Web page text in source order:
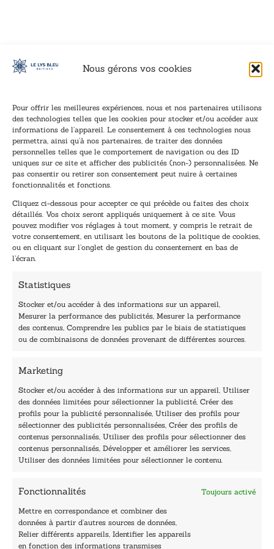
Nous gérons vos cookies
Pour offrir les meilleures expériences, nous et nos partenaires utilisons
des technologies telles que les cookies pour stocker et/ou accéder aux
informations de l’appareil. Le consentement à ces technologies nous
permettra, ainsi qu’à nos partenaires, de traiter des données
personnelles telles que le comportement de navigation ou des ID
uniques sur ce site et afficher des publicités (non-) personnalisées. Ne
pas consentir ou retirer son consentement peut nuire à certaines
fonctionnalités et fonctions.
Cliquez ci-dessous pour accepter ce qui précède ou faites des choix
détaillés. Vos choix seront appliqués uniquement à ce site. Vous
pouvez modifier vos réglages à tout moment, y compris le retrait de
votre consentement, en utilisant les boutons de la politique de cookies,
ou en cliquant sur l’onglet de gestion du consentement en bas de
l’écran.
Statistiques
Stocker et/ou accéder à des informations sur un appareil,
Mesurer la performance des publicités, Mesurer la performance
des contenus, Comprendre les publics par le biais de statistiques
ou de combinaisons de données provenant de différentes sources.
Marketing
Stocker et/ou accéder à des informations sur un appareil, Utiliser
des données limitées pour sélectionner la publicité, Créer des
profils pour la publicité personnalisée, Utiliser des profils pour
sélectionner des publicités personnalisées, Créer des profils de
contenus personnalisés, Utiliser des profils pour sélectionner des
contenus personnalisés, Développer et améliorer les services,
Utiliser des données limitées pour sélectionner le contenu.
Fonctionnalités Toujours activé
Mettre en correspondance et combiner des
données à partir d’autres sources de données,
Relier différents appareils, Identifier les appareils
en fonction des informations transmises
Inscription à la newsletter
Inscrivez-vous à notre newsletter et recevez nos
dernières nouvelles.
m
a
i
l
E
i
l
*
E
m
a
i
l
*
TENEZ-MOI AU COURANT !
40, rue du Louvre 75001 Paris
Horaires du standard
De mardi à vendredi :
9h - 12h et 13h30 - 16h30
Lundi, samedi et dimanche : fermé
Navigation
Accueil
Les Plumes du Lys Bleu
Prix sciences humaines et sociales
Nos collections
Nos auteurs
Catalogue